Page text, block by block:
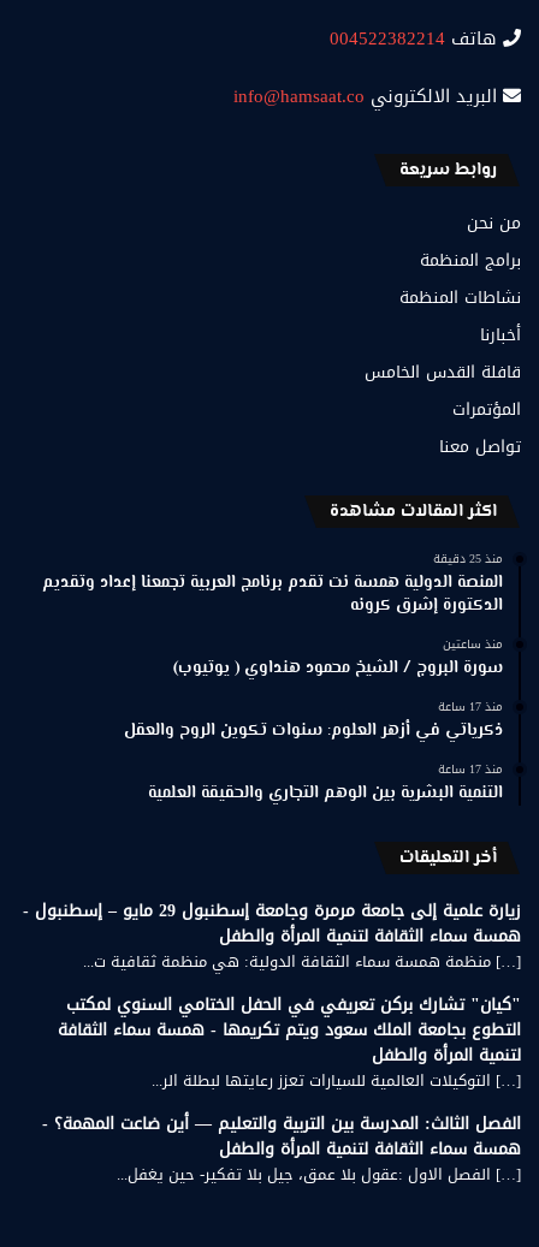
هاتف 004522382214
البريد الالكتروني info@hamsaat.co
روابط سريعة
من نحن
برامج المنظمة
نشاطات المنظمة
أخبارنا
قافلة القدس الخامس
المؤتمرات
تواصل معنا
اكثر المقالات مشاهدة
منذ 25 دقيقة
المنصة الدولية همسة نت تقدم برنامج العربية تجمعنا إعداد وتقديم
الدكتورة إشرق كرونه
منذ ساعتين
سورة البروج / الشيخ محمود هنداوي ( يوتيوب)
منذ 17 ساعة
ذكرياتي في أزهر العلوم: سنوات تكوين الروح والعقل
منذ 17 ساعة
التنمية البشرية بين الوهم التجاري والحقيقة العلمية
أخر التعليقات
زيارة علمية إلى جامعة مرمرة وجامعة إسطنبول 29 مايو – إسطنبول -
همسة سماء الثقافة لتنمية المرأة والطفل
[…] منظمة همسة سماء الثقافة الدولية: هي منظمة ثقافية ت...
"كيان" تشارك بركن تعريفي في الحفل الختامي السنوي لمكتب
التطوع بجامعة الملك سعود ويتم تكريمها - همسة سماء الثقافة
لتنمية المرأة والطفل
[…] التوكيلات العالمية للسيارات تعزز رعايتها لبطلة الر...
الفصل الثالث: المدرسة بين التربية والتعليم — أين ضاعت المهمة؟ -
همسة سماء الثقافة لتنمية المرأة والطفل
[…] الفصل الاول :عقول بلا عمق، جيل بلا تفكير- حين يغفل...